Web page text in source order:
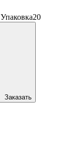
Упаковка20
Заказать